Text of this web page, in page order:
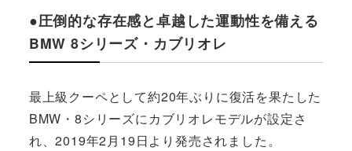
●圧倒的な存在感と卓越した運動性を備える
BMW 8シリーズ・カブリオレ
最上級クーペとして約20年ぶりに復活を果たした
BMW・8シリーズにカブリオレモデルが設定さ
れ、2019年2月19日より発売されました。